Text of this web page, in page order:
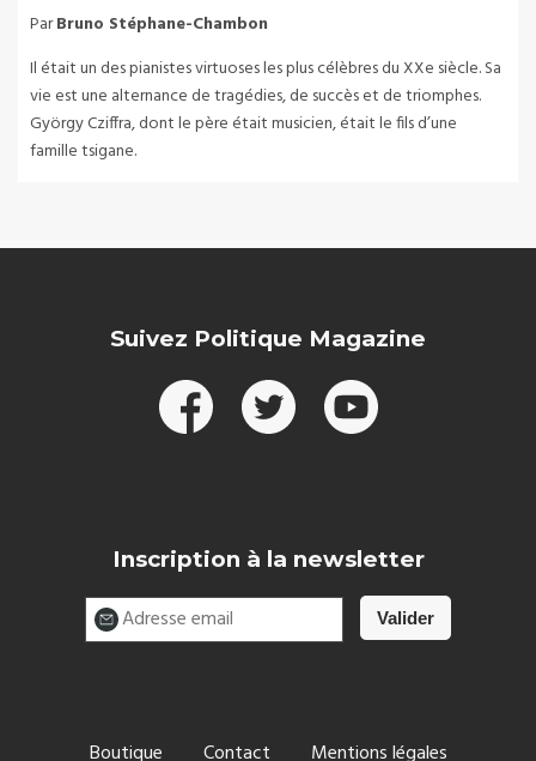
ParBruno Stéphane-Chambon
Il était un des pianistes virtuoses les plus célèbres du XXe siècle. Sa
vie est une alternance de tragédies, de succès et de triomphes.
György Cziffra, dont le père était musicien, était le fils d’une
famille tsigane.
Suivez Politique Magazine
Inscription à la newsletter
Boutique Contact Mentions légales